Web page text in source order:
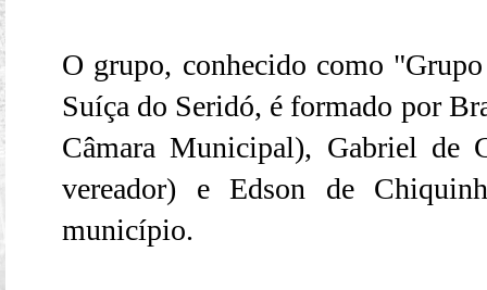
O grupo, conhecido como
Suíça do Seridó, é formado por
Câmara Municipal), Gabriel de
vereador) e Edson de
município.